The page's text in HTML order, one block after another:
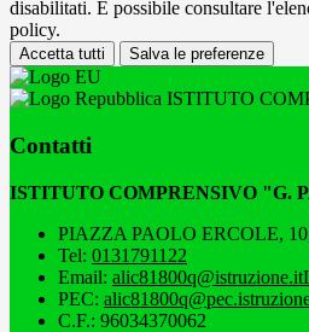
disabilitati. È possibile consultare
policy.
Accetta tutti Salva le preferenze
ISTITUTO
Contatti
ISTITUTO COMPRENSIVO "G.
PIAZZA PAOLO ERCOLE,
Tel: 0131791122
Email: alic81800q@istruzione.it
PEC:
C.F.: 96034370062